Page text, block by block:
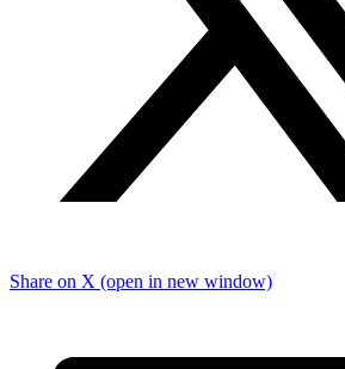
Share on X (open in new window)